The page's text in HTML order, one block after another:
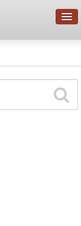
Organizzazioni